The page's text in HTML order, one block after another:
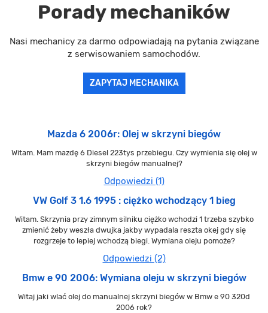
Porady mechaników
Nasi mechanicy za darmo odpowiadają na pytania związane
z serwisowaniem samochodów.
ZAPYTAJ MECHANIKA
Mazda 6 2006r: Olej w skrzyni biegów
Witam. Mam mazdę 6 Diesel 223tys przebiegu. Czy wymienia się olej w
skrzyni biegów manualnej?
Odpowiedzi (1)
VW Golf 3 1.6 1995 : ciężko wchodzący 1 bieg
Witam. Skrzynia przy zimnym silniku ciężko wchodzi 1 trzeba szybko
zmienić żeby weszła dwujka jakby wypadala reszta okej gdy się
rozgrzeje to lepiej wchodzą biegi. Wymiana oleju pomoże?
Odpowiedzi (2)
Bmw e 90 2006: Wymiana oleju w skrzyni biegów
Witaj jaki wlać olej do manualnej skrzyni biegów w Bmw e 90 320d
2006 rok?